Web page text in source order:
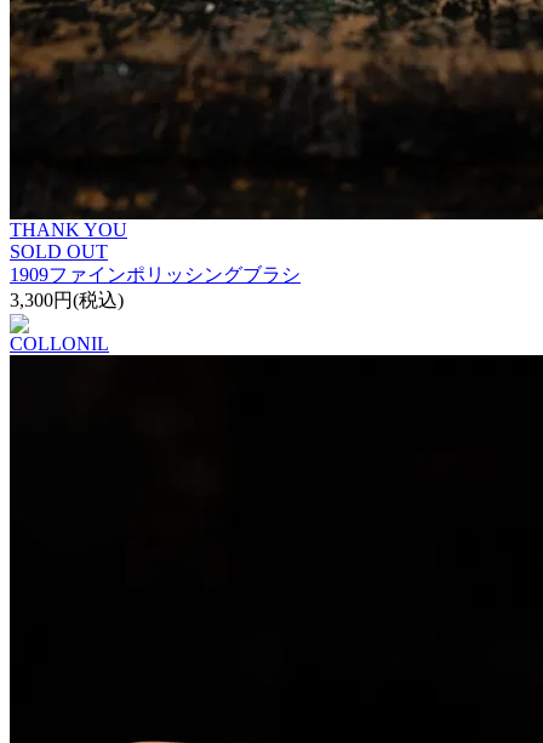
THANK YOU
SOLD OUT
1909ファインポリッシングブラシ
3,300円(税込)
COLLONIL